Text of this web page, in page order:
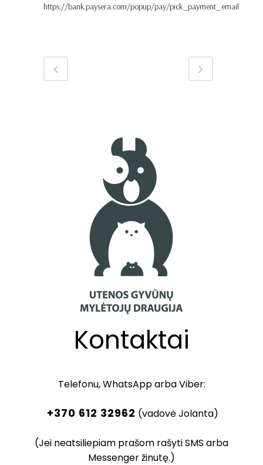
https://bank.paysera.com/popup/pay/pick_payment_email
Kontaktai
Telefonu, WhatsApp arba Viber:
+370 612 32962 (vadovė Jolanta)
(Jei neatsiliepiam prašom rašyti SMS arba
Messenger žinutę.)